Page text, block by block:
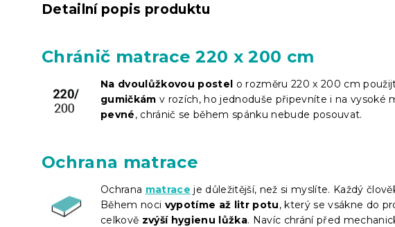
Detailní popis produktu
Chránič matrace 220 x 200 cm
Na dvoulůžkovou postel o rozměru 220 x 200 cm
gumičkám v rozích, ho jednoduše připevníte i na vysoké
pevné, chránič se během spánku nebude posouvat.
Ochrana matrace
Ochrana matrace je důležitější, než si myslíte. Každý
Během noci vypotíme až litr potu, který se vsákne do
celkově zvýší hygienu lůžka. Navíc chrání před